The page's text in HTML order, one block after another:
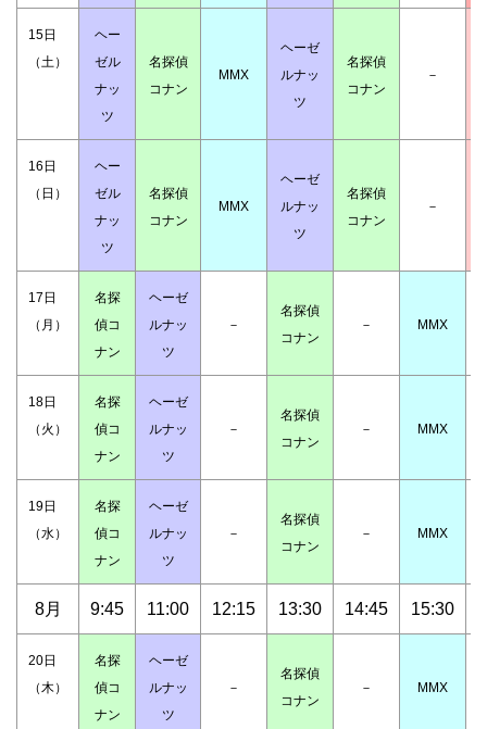
15日
（土）
ヘー
ゼル
ナッ
ツ
名探偵
コナン
MMX
ヘーゼ
ルナッ
ツ
名探偵
コナン
－
16日
（日）
ヘー
ゼル
ナッ
ツ
名探偵
コナン
MMX
ヘーゼ
ルナッ
ツ
名探偵
コナン
－
17日
（月）
名探
偵コ
ナン
ヘーゼ
ルナッ
ツ
－
名探偵
コナン
－ MMX
18日
（火）
名探
偵コ
ナン
ヘーゼ
ルナッ
ツ
－
名探偵
コナン
－ MMX
19日
（水）
名探
偵コ
ナン
ヘーゼ
ルナッ
ツ
－
名探偵
コナン
－ MMX
8月 9:45 11:00 12:15 13:30 14:45 15:30
20日
（木）
名探
偵コ
ナン
ヘーゼ
ルナッ
ツ
－
名探偵
コナン
－ MMX